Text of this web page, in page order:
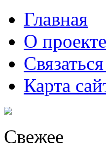
Главная
О проекте
Карта
Свежее